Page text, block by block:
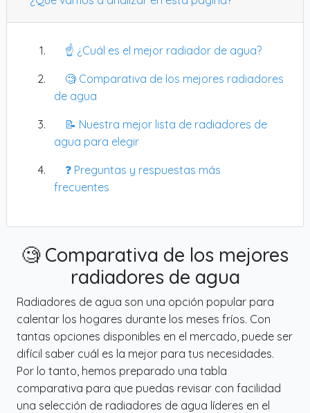
☝️ ¿Cuál es el mejor radiador de agua?
🧐 Comparativa de los mejores radiadores
de agua
📝 Nuestra mejor lista de radiadores de
agua para elegir
❓ Preguntas y respuestas más
frecuentes
🧐 Comparativa de los mejores
radiadores de agua
Radiadores de agua son una opción popular para
calentar los hogares durante los meses fríos. Con
tantas opciones disponibles en el mercado, puede ser
difícil saber cuál es la mejor para tus necesidades.
Por lo tanto, hemos preparado una tabla
comparativa para que puedas revisar con facilidad
una selección de radiadores de agua líderes en el